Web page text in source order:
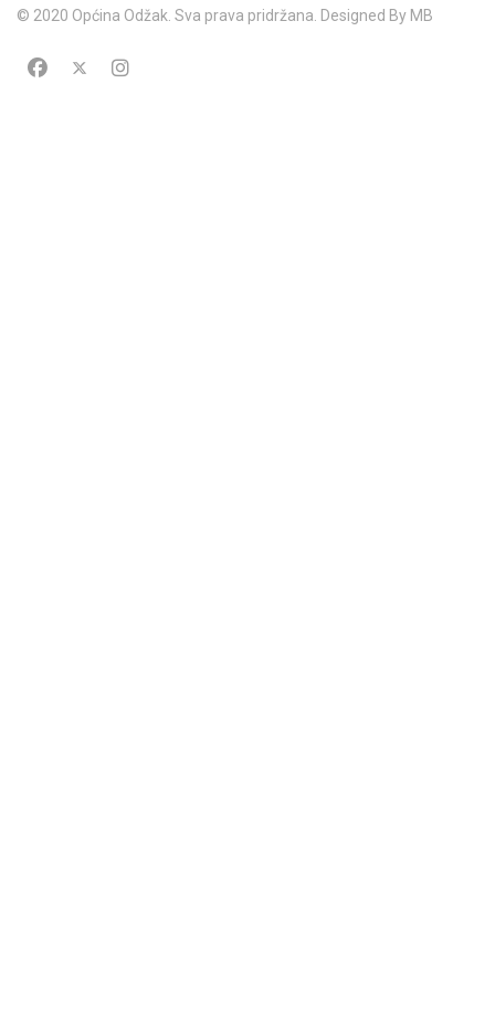
© 2020 Općina Odžak. Sva prava pridržana. Designed By MB